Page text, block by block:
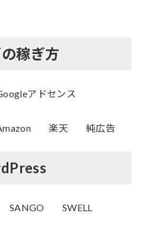
稼ぎ方
アドセンス
楽天 純広告
SANGO SWELL